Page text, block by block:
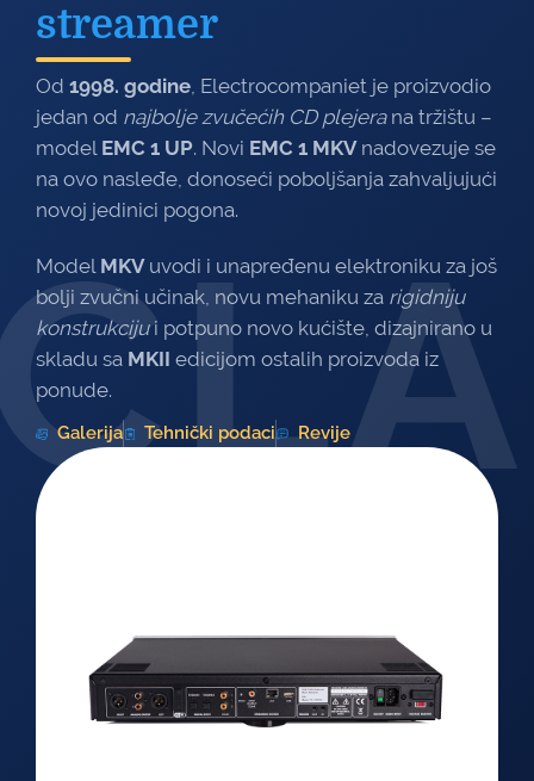
streamer
Od 1998. godine, Electrocompaniet je proizvodio
jedan od najbolje zvučećih CD plejerana tržištu –
model EMC 1 UP. Novi EMC 1 MKVnadovezuje se
na ovo nasleđe, donoseći poboljšanja zahvaljujući
novoj jedinici pogona.
Model MKVuvodi i unapređenu elektroniku za još
bolji zvučni učinak, novu mehaniku za rigidniju
konstrukcijui potpuno novo kućište, dizajnirano u
skladu sa MKII edicijom ostalih proizvoda iz
ponude.
Galerija Tehnički podaci Revije